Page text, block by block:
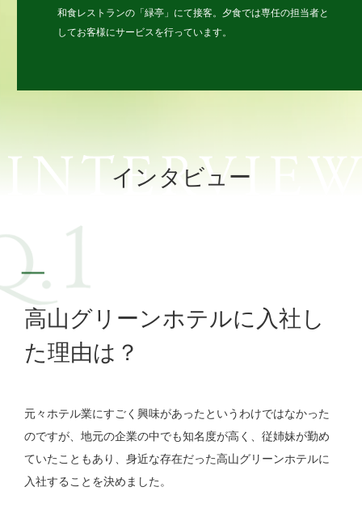
和食レストランの「緑亭」にて接客。夕食では専任の担当者と
してお客様にサービスを行っています。
インタビュー
高山グリーンホテルに入社し
た理由は？
元々ホテル業にすごく興味があったというわけではなかった
のですが、地元の企業の中でも知名度が高く、従姉妹が勤め
ていたこともあり、身近な存在だった高山グリーンホテルに
入社することを決めました。